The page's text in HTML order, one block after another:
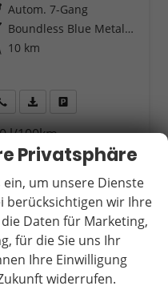
Autom. 7-Gang
Boundless Blue Metallic
10 km
Wir rufen Sie anFahrzeugexposé (PDF)
l/100km
Privatsphäre
ein, um unsere Dienste
berücksichtigen wir Ihre
Daten für Marketing,
für die Sie uns Ihr
Ihre Einwilligung
widerrufen.